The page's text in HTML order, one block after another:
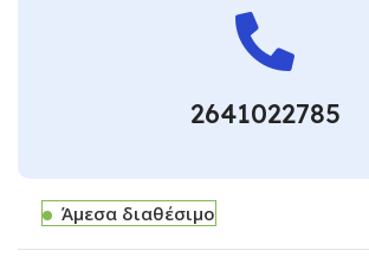
2641022785
Άμεσα διαθέσιμο